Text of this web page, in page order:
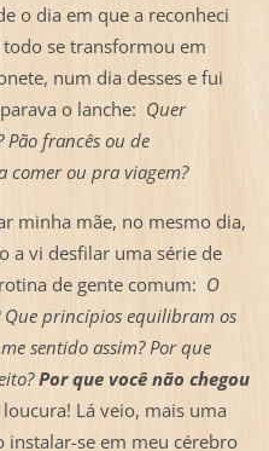
o dia em que a reconheci
se transformou em
num dia desses e fui
o lanche: Quer
Pão francês ou de
comer ou pra viagem?
minha mãe, no mesmo dia,
a vi desfilar uma série de
de gente comum: O
princípios equilibram os
sentido assim? Por que
Por que você não chegou
loucura! Lá veio, mais uma
instalar-se em meu cérebro